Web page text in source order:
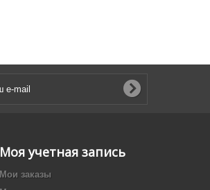
Моя учетная запись
Мои заказы